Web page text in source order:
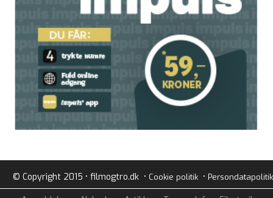
© Copyright 2015 • filmogtro.dk • Cookie politik• Persondatapolitik